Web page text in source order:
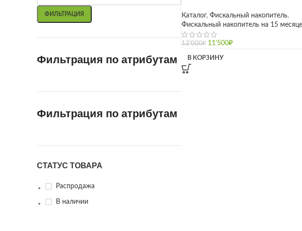
ФИЛЬТРАЦИЯ
Фильтрация по атрибутам
Фильтрация по атрибутам
СТАТУС ТОВАРА
Распродажа
В наличии
Каталог, Фискальный накопитель,
Фискальный накопитель на 15
12'000₽ 11'500₽
В КОРЗИНУ